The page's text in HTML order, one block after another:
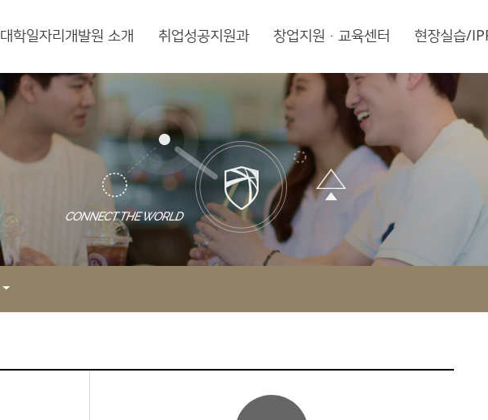
대학일자리개발원 소개 취업성공지원과 창업지원·교육센터 현장실습/